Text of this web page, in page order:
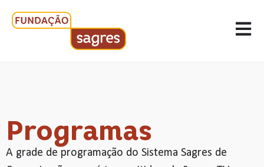
Programas
A grade de programação do Sistema Sagres de